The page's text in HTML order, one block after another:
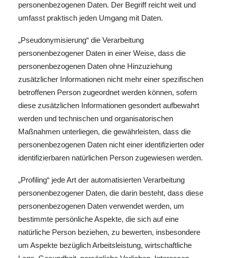
personenbezogenen Daten. Der Begriff reicht weit und
umfasst praktisch jeden Umgang mit Daten.
„Pseudonymisierung“ die Verarbeitung
personenbezogener Daten in einer Weise, dass die
personenbezogenen Daten ohne Hinzuziehung
zusätzlicher Informationen nicht mehr einer spezifischen
betroffenen Person zugeordnet werden können, sofern
diese zusätzlichen Informationen gesondert aufbewahrt
werden und technischen und organisatorischen
Maßnahmen unterliegen, die gewährleisten, dass die
personenbezogenen Daten nicht einer identifizierten oder
identifizierbaren natürlichen Person zugewiesen werden.
„Profiling“ jede Art der automatisierten Verarbeitung
personenbezogener Daten, die darin besteht, dass diese
personenbezogenen Daten verwendet werden, um
bestimmte persönliche Aspekte, die sich auf eine
natürliche Person beziehen, zu bewerten, insbesondere
um Aspekte bezüglich Arbeitsleistung, wirtschaftliche